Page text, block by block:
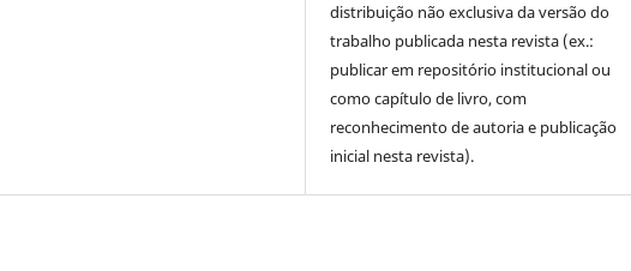
distribuição não exclusiva da versão do
trabalho publicada nesta revista (ex.:
publicar em repositório institucional ou
como capítulo de livro, com
reconhecimento de autoria e publicação
inicial nesta revista).